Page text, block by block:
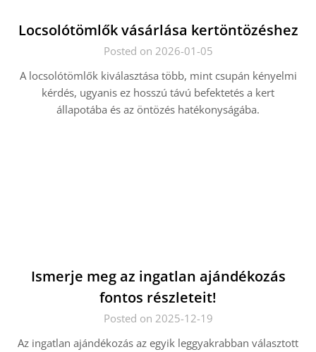
Locsolótömlők vásárlása kertöntözéshez
Posted on 2026-01-05
A locsolótömlők kiválasztása több, mint csupán kényelmi
kérdés, ugyanis ez hosszú távú befektetés a kert
állapotába és az öntözés hatékonyságába.
Ismerje meg az ingatlan ajándékozás
fontos részleteit!
Posted on 2025-12-19
Az ingatlan ajándékozás az egyik leggyakrabban választott